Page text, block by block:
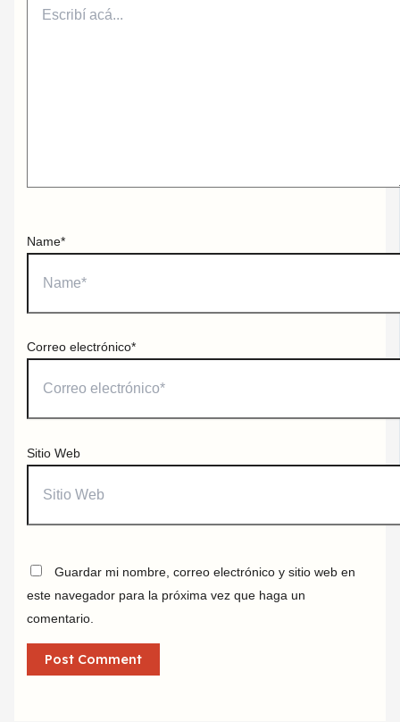
Name*
Correo electrónico*
Sitio Web
Guardar mi nombre, correo electrónico y sitio web en
este navegador para la próxima vez que haga un
comentario.